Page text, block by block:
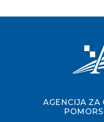
AGENCIJA ZA